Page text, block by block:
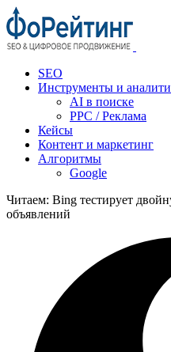
SEO
Инструменты и
AI в поиске
PPC / Реклама
Кейсы
Контент и маркетинг
Алгоритмы
Google
Читаем: Bing тестирует
объявлений